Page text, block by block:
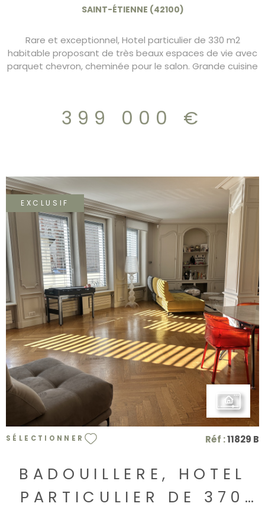
M2 399.000€
SAINT-ÉTIENNE (42100)
Rare et exceptionnel, Hotel particulier de 330 m2
habitable proposant de très beaux espaces de vie avec
parquet chevron, cheminée pour le salon. Grande cuisine
m2 et une chambre avec salle d'eau. Garage en rez de
399 000 €
EXCLUSIF
VOIR LE BIEN
SÉLECTIONNER Réf :11829 B
BADOUILLERE, HOTEL
PARTICULIER DE 370